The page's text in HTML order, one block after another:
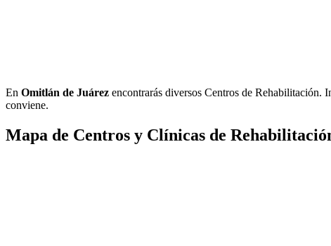
En Omitlán de Juárez encontrarás diversos Centros de Rehabilitación.
conviene.
Mapa de Centros y Clínicas de